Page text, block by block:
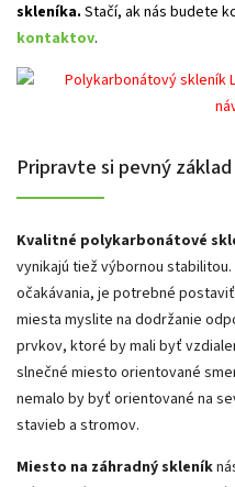
skleníka. Stačí, ak nás budete
kontaktov.
Pripravte si pevný základ
Kvalitné polykarbonátové
vynikajú tiež výbornou stabilitou.
očakávania, je potrebné
miesta myslite na dodržanie
prvkov, ktoré by mali byť
slnečné miesto orientované
nemalo by byť orientované na
stavieb a stromov.
Miesto na záhradný skleník